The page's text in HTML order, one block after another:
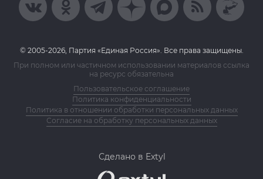
© 2005-2026, Партия «Единая Россия». Все права защищены.
При полном или частичном использовании материалов ссылка
на ресурс обязательна
Пользовательское соглашение
Политика конфиденциальности
Политика в отношении обработки персональных данных
Согласие на обработку персональных данных
Сделано в Extyl